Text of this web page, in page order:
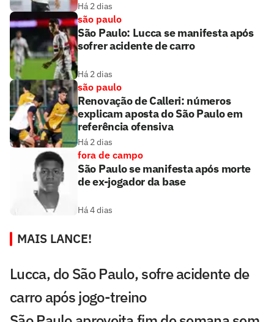
Há 2 dias
são paulo
São Paulo: Lucca se manifesta após
sofrer acidente de carro
Há 2 dias
são paulo
Renovação de Calleri: números
explicam aposta do São Paulo em
referência ofensiva
Há 2 dias
fora de campo
São Paulo se manifesta após morte
de ex-jogador da base
Há 4 dias
MAIS LANCE!
Lucca, do São Paulo, sofre acidente de
carro após jogo-treino